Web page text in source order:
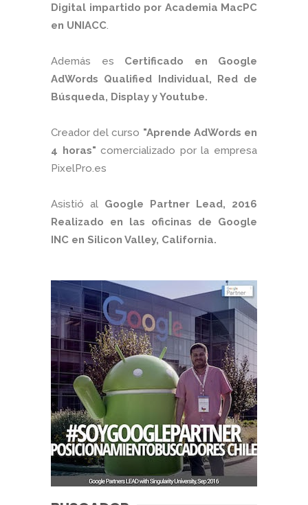
Digital impartido por Academia MacPC
en UNIACC.
Además es Certificado en Google
AdWords Qualified Individual, Red de
Búsqueda, Display y Youtube.
Creador del curso "Aprende AdWords en
4 horas" comercializado por la empresa
PixelPro.es
Asistió al Google Partner Lead, 2016
Realizado en las oficinas de Google
INC en Silicon Valley, California.